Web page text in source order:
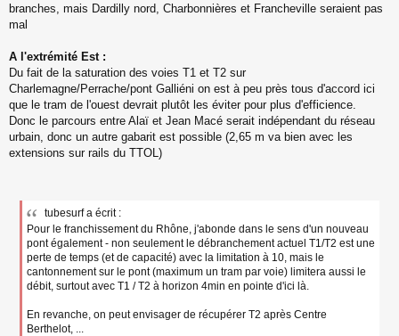
branches, mais Dardilly nord, Charbonnières et Francheville seraient pas
mal
A l'extrémité Est :
Du fait de la saturation des voies T1 et T2 sur
Charlemagne/Perrache/pont Galliéni on est à peu près tous d'accord ici
que le tram de l'ouest devrait plutôt les éviter pour plus d'efficience.
Donc le parcours entre Alaï et Jean Macé serait indépendant du réseau
urbain, donc un autre gabarit est possible (2,65 m va bien avec les
extensions sur rails du TTOL)
tubesurf a écrit :
Pour le franchissement du Rhône, j'abonde dans le sens d'un nouveau
pont également - non seulement le débranchement actuel T1/T2 est une
perte de temps (et de capacité) avec la limitation à 10, mais le
cantonnement sur le pont (maximum un tram par voie) limitera aussi le
débit, surtout avec T1 / T2 à horizon 4min en pointe d'ici là.
En revanche, on peut envisager de récupérer T2 après Centre
Berthelot, ...